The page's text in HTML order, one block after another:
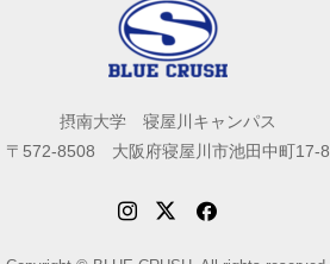
摂南大学 寝屋川キャンパス
〒572-8508 大阪府寝屋川市池田中町17-8